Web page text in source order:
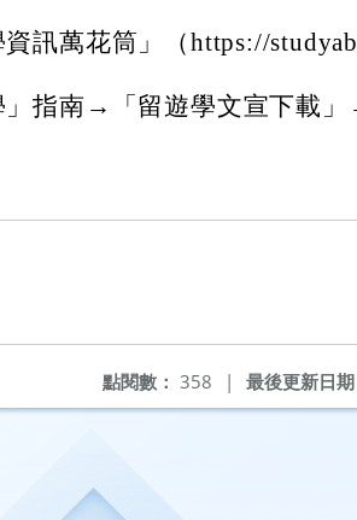
訊萬花筒」（https://
」指南→「留遊學文宣下載
最後更新日期
點閱數： 358 |